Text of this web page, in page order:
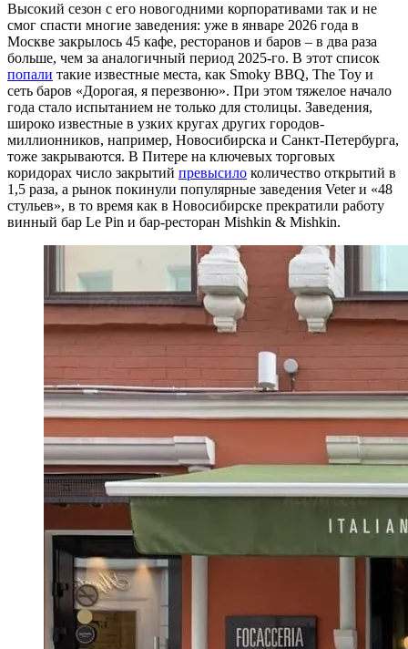
Высокий сезон с его новогодними корпоративами так и не
смог спасти многие заведения: уже в январе 2026 года в
Москве закрылось 45 кафе, ресторанов и баров – в два раза
больше, чем за аналогичный период 2025-го. В этот список
попали такие известные места, как Smoky BBQ, The Toy и
сеть баров «Дорогая, я перезвоню». При этом тяжелое начало
года стало испытанием не только для столицы. Заведения,
широко известные в узких кругах других городов-
миллионников, например, Новосибирска и Санкт-Петербурга,
тоже закрываются. В Питере на ключевых торговых
коридорах число закрытий превысило количество открытий в
1,5 раза, а рынок покинули популярные заведения Veter и «48
стульев», в то время как в Новосибирске прекратили работу
винный бар Le Pin и бар-ресторан Mishkin & Mishkin.